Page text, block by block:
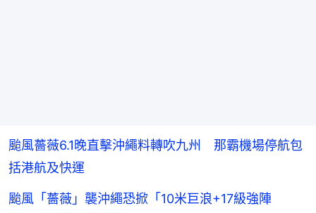
颱風薔薇6.1晚直擊沖繩料轉吹九州 那霸機場停航包
括港航及快運
颱風「薔薇」襲沖繩恐掀「10米巨浪+17級強陣